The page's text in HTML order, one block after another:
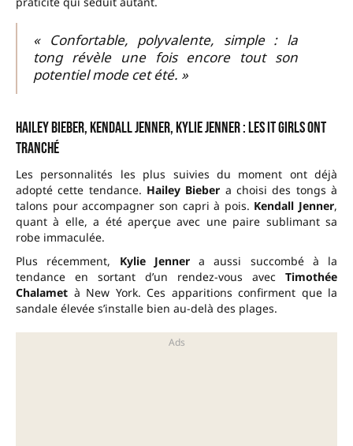
« Confortable, polyvalente, simple : la
tong révèle une fois encore tout son
potentiel mode cet été. »
Hailey Bieber, Kendall Jenner, Kylie Jenner : les it girls ont
tranché
Les personnalités les plus suivies du moment ont déjà
adopté cette tendance. Hailey Bieber a choisi des tongs à
talons pour accompagner son capri à pois. Kendall Jenner,
quant à elle, a été aperçue avec une paire sublimant sa
robe immaculée.
Plus récemment, Kylie Jennera aussi succombé à la
tendance en sortant d’un rendez-vous avec Timothée
Chalamet à New York. Ces apparitions confirment que la
sandale élevée s’installe bien au-delà des plages.